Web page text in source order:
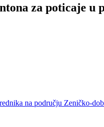
za poticaje u
na području Zeničko-